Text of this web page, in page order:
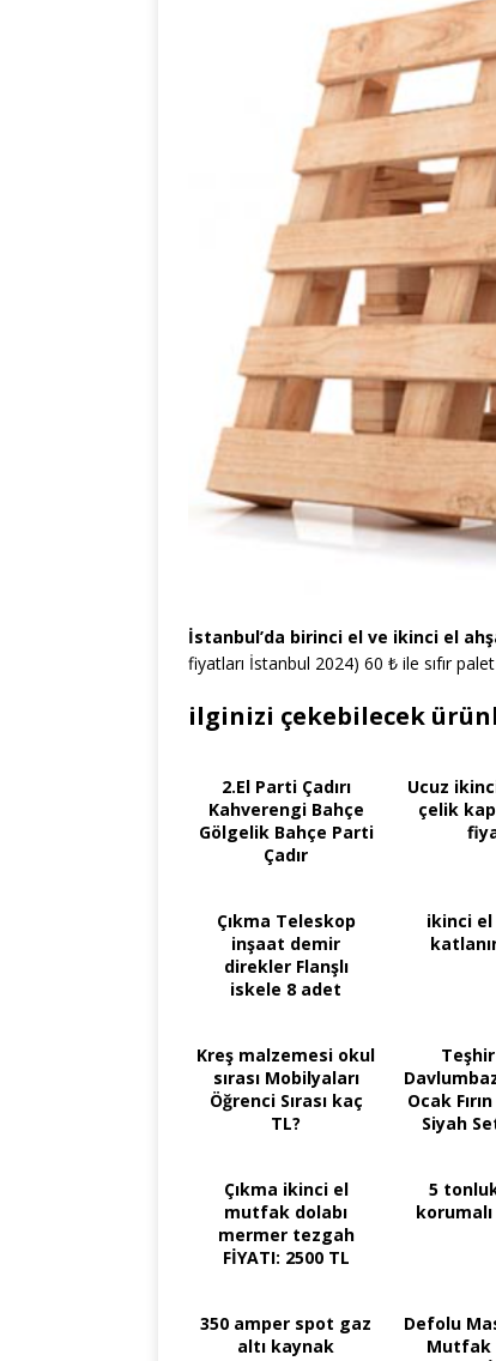
İstanbul’da birinci el ve ikinci el
fiyatları İstanbul 2024) 60 ₺ ile sıfır
ilginizi çekebilecek
2.El Parti Çadırı
Kahverengi Bahçe
Gölgelik Bahçe Parti
Çadır
Ucuz
çelik
Çıkma Teleskop
inşaat demir
direkler Flanşlı
iskele 8 adet
ikinci
Kreş malzemesi okul
sırası Mobilyaları
Öğrenci Sırası kaç
TL?
Ocak
Siyah
Çıkma ikinci el
mutfak dolabı
mermer tezgah
FİYATI: 2500 TL
5
350 amper spot gaz
altı kaynak
Defolu
Mutfak